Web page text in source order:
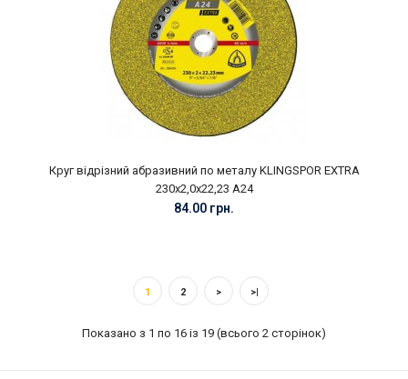
Круг відрізний абразивний по металу KLINGSPOR EXTRA
230х2,0х22,23 А24
84.00 грн.
1 2 > >|
Показано з 1 по 16 із 19 (всього 2 сторінок)